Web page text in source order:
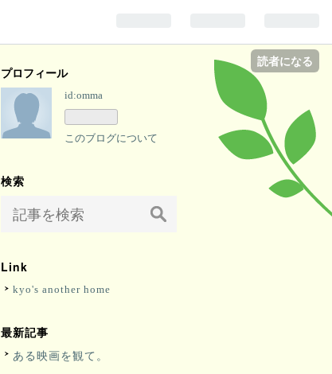
読者になる
プロフィール
id:omma
このブログについて
検索
Link
kyo's another home
最新記事
ある映画を観て。